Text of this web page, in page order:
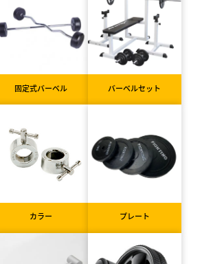
固定式バーベル バーベルセット
カラー プレート